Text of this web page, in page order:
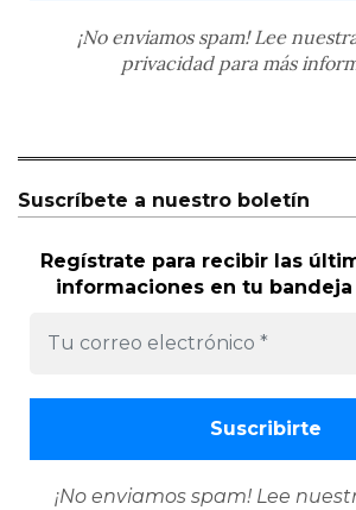
¡No enviamos spam! Lee
privacidadpara más
Suscríbete a nuestro boletín
Regístrate para recibir las
informaciones en tu
¡No enviamos spam! Lee